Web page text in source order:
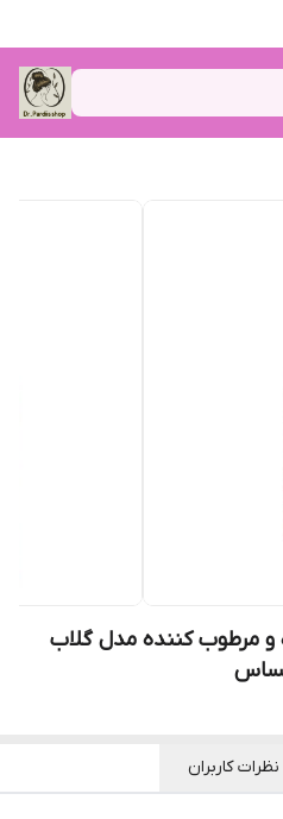
مرطوب کننده مدل گلاب
نظرات کاربران